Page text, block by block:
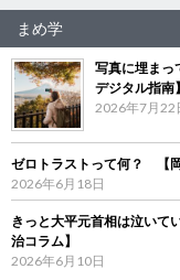
まめ学
写真に埋ま
デジタル指南】
2026年7月22
ゼロトラストって何？ 【
2026年6月18日
きっと大平元首相は泣い
治コラム】
2026年6月10日